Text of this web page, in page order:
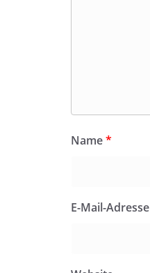
Name*
E-Mail-Adresse